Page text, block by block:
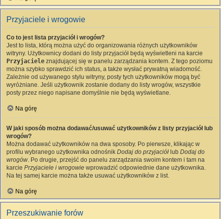
Przyjaciele i wrogowie
Co to jest lista przyjaciół i wrogów?
Jest to lista, którą można użyć do organizowania różnych użytkowników
witryny. Użytkownicy dodani do listy przyjaciół będą wyświetleni na karcie
Przyjaciele znajdującej się w panelu zarządzania kontem. Z tego poziomu
można szybko sprawdzić ich status, a także wysłać prywatną wiadomość.
Zależnie od używanego stylu witryny, posty tych użytkowników mogą być
wyróżniane. Jeśli użytkownik zostanie dodany do listy wrogów, wszystkie
posty przez niego napisane domyślnie nie będą wyświetlane.
Na górę
W jaki sposób można dodawać/usuwać użytkowników z listy przyjaciół lub
wrogów?
Można dodawać użytkowników na dwa sposoby. Po pierwsze, klikając w
profilu wybranego użytkownika odnośnik Dodaj do przyjaciół lub Dodaj do
wrogów. Po drugie, przejść do panelu zarządzania swoim kontem i tam na
karcie Przyjaciele i wrogowie wprowadzić odpowiednie dane użytkownika.
Na tej samej karcie można także usuwać użytkowników z list.
Na górę
Przeszukiwanie forów